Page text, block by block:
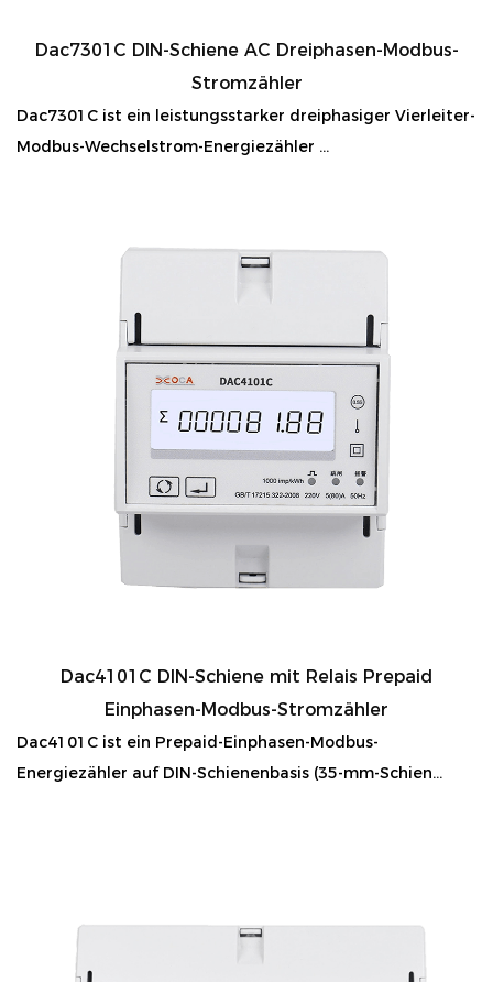
Dac7301C DIN-Schiene AC Dreiphasen-Modbus-
Stromzähler
Dac7301C ist ein leistungsstarker dreiphasiger Vierleiter-
Modbus-Wechselstrom-Energiezähler ...
Dac4101C DIN-Schiene mit Relais Prepaid
Einphasen-Modbus-Stromzähler
Dac4101C ist ein Prepaid-Einphasen-Modbus-
Energiezähler auf DIN-Schienenbasis (35-mm-Schien...